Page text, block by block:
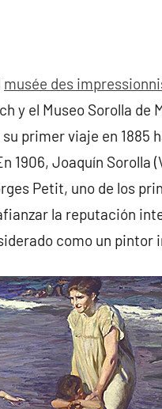
musée des
y el Museo Sorolla de
primer viaje en 1885
Joaquín Sorolla
Petit, uno de los
la reputación
como un pintor